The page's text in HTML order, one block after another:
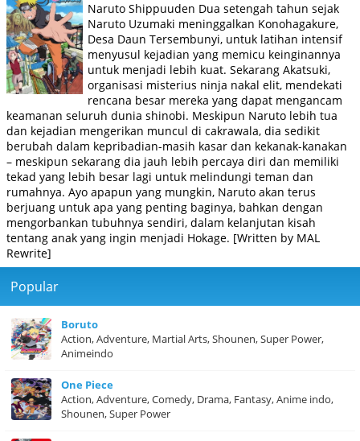
Naruto Shippuuden Dua setengah tahun sejak
Naruto Uzumaki meninggalkan Konohagakure,
Desa Daun Tersembunyi, untuk latihan intensif
menyusul kejadian yang memicu keinginannya
untuk menjadi lebih kuat. Sekarang Akatsuki,
organisasi misterius ninja nakal elit, mendekati
rencana besar mereka yang dapat mengancam
keamanan seluruh dunia shinobi. Meskipun Naruto lebih tua
dan kejadian mengerikan muncul di cakrawala, dia sedikit
berubah dalam kepribadian-masih kasar dan kekanak-kanakan
– meskipun sekarang dia jauh lebih percaya diri dan memiliki
tekad yang lebih besar lagi untuk melindungi teman dan
rumahnya. Ayo apapun yang mungkin, Naruto akan terus
berjuang untuk apa yang penting baginya, bahkan dengan
mengorbankan tubuhnya sendiri, dalam kelanjutan kisah
tentang anak yang ingin menjadi Hokage. [Written by MAL
Rewrite]
Popular
Boruto
Action, Adventure, Martial Arts, Shounen, Super Power,
Animeindo
One Piece
Action, Adventure, Comedy, Drama, Fantasy, Anime indo,
Shounen, Super Power